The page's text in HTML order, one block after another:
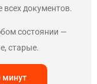
документов.
состоянии —
старые.
минут